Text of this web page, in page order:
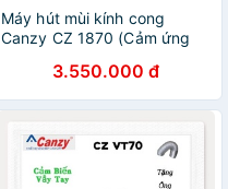
Máy hút mùi kính cong
Canzy CZ 1870 (Cảm ứng
Chạy êm)3.550.000 đ